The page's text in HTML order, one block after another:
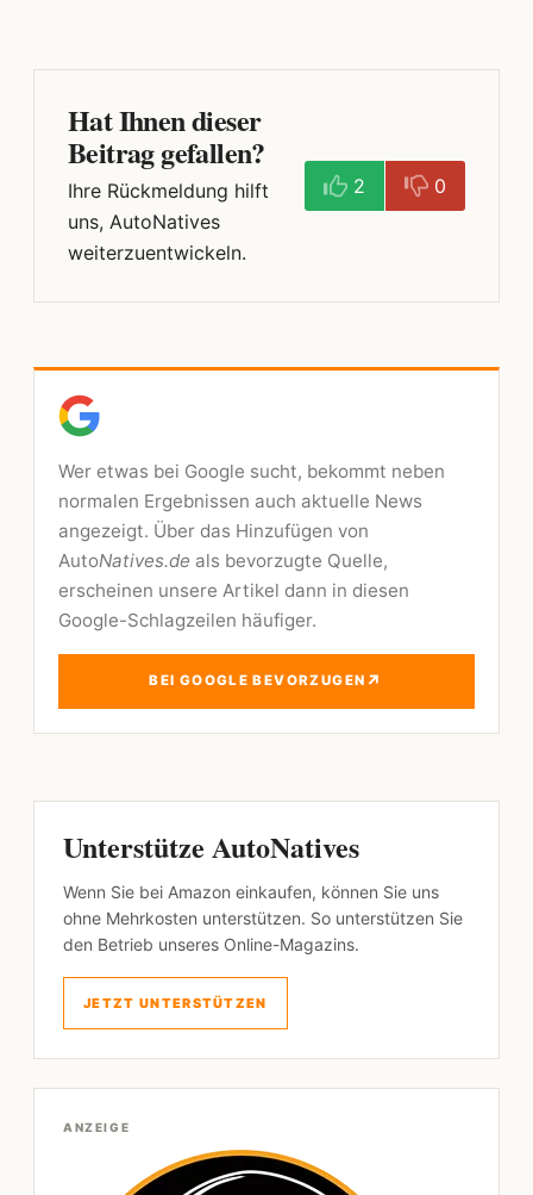
Hat Ihnen dieser
Beitrag gefallen?
Ihre Rückmeldung hilft
uns, AutoNatives
weiterzuentwickeln.
2 0
Wer etwas bei Google sucht, bekommt neben
normalen Ergebnissen auch aktuelle News
angezeigt. Über das Hinzufügen von
AutoNatives.de als bevorzugte Quelle,
erscheinen unsere Artikel dann in diesen
Google-Schlagzeilen häufiger.
BEI GOOGLE BEVORZUGEN ↗
Unterstütze AutoNatives
Wenn Sie bei Amazon einkaufen, können Sie uns
ohne Mehrkosten unterstützen. So unterstützen Sie
den Betrieb unseres Online-Magazins.
JETZT UNTERSTÜTZEN
ANZEIGE